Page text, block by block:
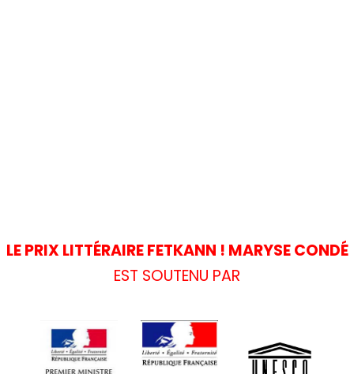
LE PRIX LITTÉRAIRE FETKANN ! MARYSE CONDÉ
EST SOUTENU PAR